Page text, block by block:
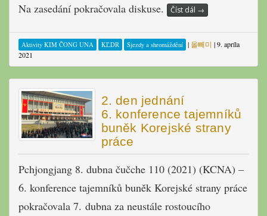
Na zasedání pokračovala diskuse.
Číst dál →
Aktivity KIM ČONG UNA KĽDR Sjezdy a shromáždění | 올빼미 |9. apríla
2021
2. den jednání
6. konference tajemníků
buněk Korejské strany
práce
Pchjongjang 8. dubna čučche 110 (2021) (KCNA) –
6. konference tajemníků buněk Korejské strany práce
pokračovala 7. dubna za neustále rostoucího